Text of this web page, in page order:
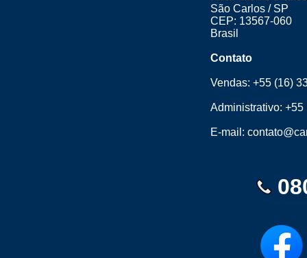
São Carlos / SP
CEP: 13567-060
Brasil
Contato
Vendas:+55 (16)
Administrativo:+55
E-mail: